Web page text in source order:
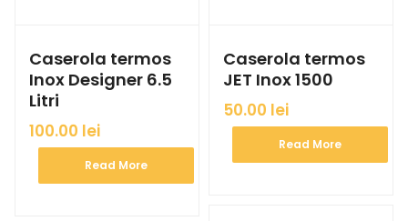
Caserola termos
Inox Designer 6.5
Litri
100.00 lei
Read More
Caserola termos
JET Inox 1500
50.00 lei
Read More